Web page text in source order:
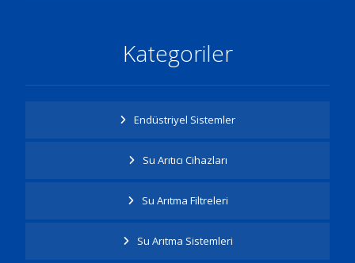
Kategoriler
Endüstriyel Sistemler
Su Arıtıcı Cihazları
Su Arıtma Filtreleri
Su Arıtma Sistemleri